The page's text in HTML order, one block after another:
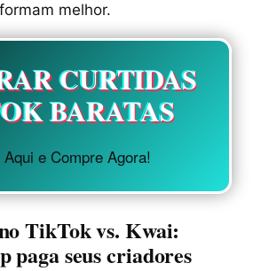
melhor.
CURTIDAS
BARATAS
e Compre Agora!
TikTok vs. Kwai:
paga seus criadores